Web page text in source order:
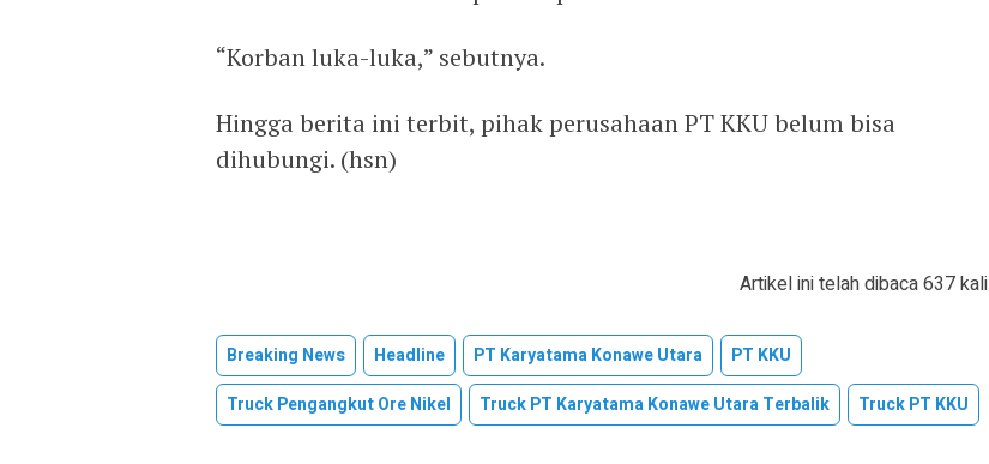
“Korban luka-luka,” sebutnya.
Hingga berita ini terbit, pihak perusahaan PT KKU belum bisa
dihubungi. (hsn)
Artikel ini telah dibaca 637 kali
Breaking News Headline PT Karyatama Konawe Utara
PT KKU
Truck Pengangkut Ore Nikel
Truck PT Karyatama Konawe Utara Terbalik Truck PT KKU